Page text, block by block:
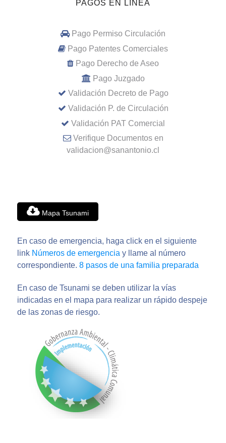
PAGOS EN LINEA
Pago Permiso Circulación
Pago Patentes Comerciales
Pago Derecho de Aseo
Pago Juzgado
Validación Decreto de Pago
Validación P. de Circulación
Validación PAT Comercial
Verifique Documentos en
validacion@sanantonio.cl
Mapa Tsunami
En caso de emergencia, haga click en el siguiente
link Números de emergencia y llame al número
correspondiente. 8 pasos de una familia preparada
En caso de Tsunami se deben utilizar la vías
indicadas en el mapa para realizar un rápido despeje
de las zonas de riesgo.